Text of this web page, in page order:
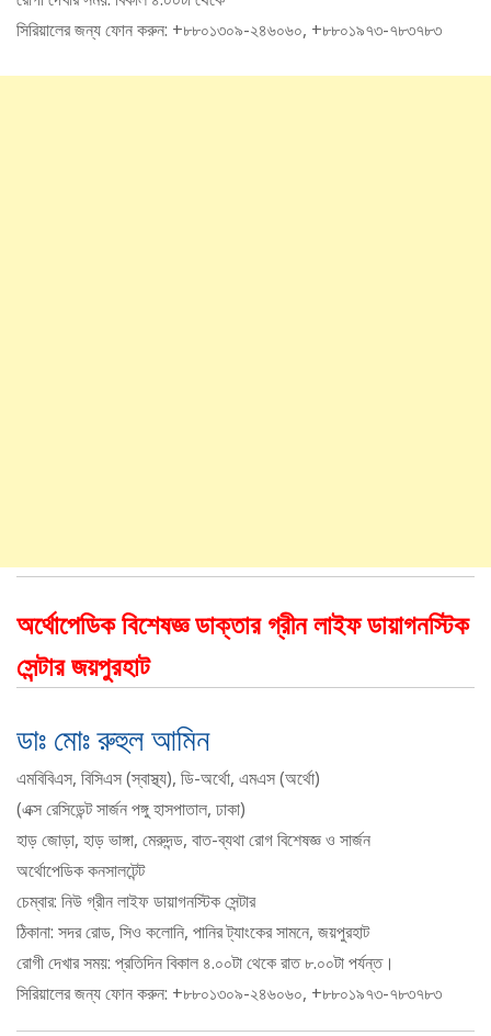
সিরিয়ালের জন্য ফোন করুন: +৮৮০১৩০৯-২৪৬০৬০, +৮৮০১৯৭৩-৭৮৩৭৮৩
অর্থোপেডিক বিশেষজ্ঞ ডাক্তার গ্রীন লাইফ ডায়াগনস্টিক
সেন্টার জয়পুরহাট
ডাঃ মোঃ রুহুল আমিন
এমবিবিএস, বিসিএস (স্বাস্থ্য), ডি-অর্থো, এমএস (অর্থো)
(এক্স রেসিডেন্ট সার্জন পঙ্গু হাসপাতাল, ঢাকা)
হাড় জোড়া, হাড় ভাঙ্গা, মেরুদন্ড, বাত-ব্যথা রোগ বিশেষজ্ঞ ও সার্জন
অর্থোপেডিক কনসালটেন্ট
চেম্বার: নিউ গ্রীন লাইফ ডায়াগনস্টিক সেন্টার
ঠিকানা: সদর রোড, সিও কলোনি, পানির ট্যাংকের সামনে, জয়পুরহাট
রোগী দেখার সময়: প্রতিদিন বিকাল ৪.০০টা থেকে রাত ৮.০০টা পর্যন্ত।
সিরিয়ালের জন্য ফোন করুন: +৮৮০১৩০৯-২৪৬০৬০, +৮৮০১৯৭৩-৭৮৩৭৮৩